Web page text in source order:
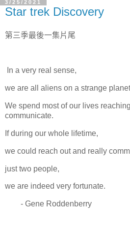
3/25/2021
Star trek Discovery
第三季最後一集片尾
In a very real sense,
we are all aliens on a strange
We spend most of our lives
communicate.
If during our whole lifetime,
we could reach out and really
just two people,
we are indeed very fortunate.
- Gene Roddenberry